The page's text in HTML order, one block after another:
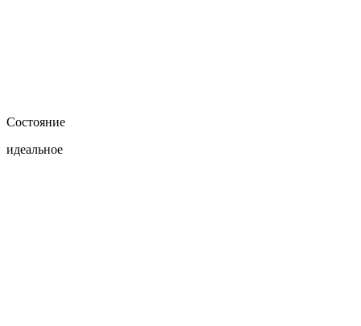
Состояние
идеальное